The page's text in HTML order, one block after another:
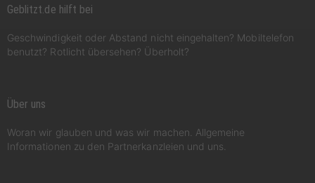
Geblitzt.de hilft bei
Geschwindigkeit oder Abstand nicht eingehalten? Mobiltelefon
benutzt? Rotlicht übersehen? Überholt?
Über uns
Woran wir glauben und was wir machen. Allgemeine
Informationen zu den Partnerkanzleien und uns.